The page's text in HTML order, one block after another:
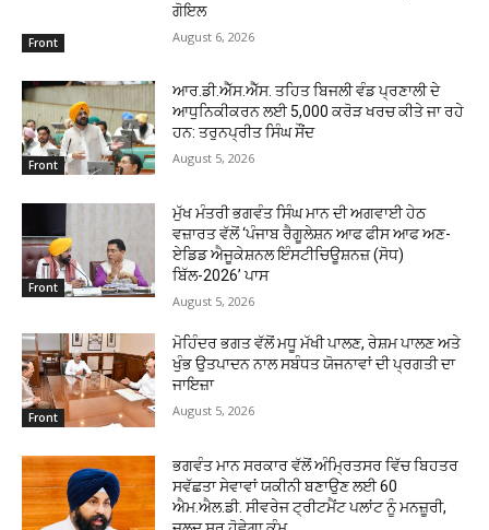
Front
ਗੋਇਲ
August 6, 2026
Front
ਆਰ.ਡੀ.ਐੱਸ.ਐੱਸ. ਤਹਿਤ ਬਿਜਲੀ ਵੰਡ ਪ੍ਰਣਾਲੀ ਦੇ
ਆਧੁਨਿਕੀਕਰਨ ਲਈ 5,000 ਕਰੋੜ ਖਰਚ ਕੀਤੇ ਜਾ ਰਹੇ
ਹਨ: ਤਰੁਨਪ੍ਰੀਤ ਸਿੰਘ ਸੌਂਦ
August 5, 2026
Front
ਮੁੱਖ ਮੰਤਰੀ ਭਗਵੰਤ ਸਿੰਘ ਮਾਨ ਦੀ ਅਗਵਾਈ ਹੇਠ
ਵਜ਼ਾਰਤ ਵੱਲੋਂ ‘ਪੰਜਾਬ ਰੈਗੂਲੇਸ਼ਨ ਆਫ ਫੀਸ ਆਫ ਅਣ-
ਏਡਿਡ ਐਜੂਕੇਸ਼ਨਲ ਇੰਸਟੀਚਿਊਸ਼ਨਜ਼ (ਸੋਧ)
ਬਿੱਲ-2026’ ਪਾਸ
August 5, 2026
Front
ਮੋਹਿੰਦਰ ਭਗਤ ਵੱਲੋਂ ਮਧੂ ਮੱਖੀ ਪਾਲਣ, ਰੇਸ਼ਮ ਪਾਲਣ ਅਤੇ
ਖੁੰਭ ਉਤਪਾਦਨ ਨਾਲ ਸਬੰਧਤ ਯੋਜਨਾਵਾਂ ਦੀ ਪ੍ਰਗਤੀ ਦਾ
ਜਾਇਜ਼ਾ
August 5, 2026
ਭਗਵੰਤ ਮਾਨ ਸਰਕਾਰ ਵੱਲੋਂ ਅੰਮ੍ਰਿਤਸਰ ਵਿੱਚ ਬਿਹਤਰ
ਸਵੱਛਤਾ ਸੇਵਾਵਾਂ ਯਕੀਨੀ ਬਣਾਉਣ ਲਈ 60
ਐਮ.ਐਲ.ਡੀ. ਸੀਵਰੇਜ ਟ੍ਰੀਟਮੈਂਟ ਪਲਾਂਟ ਨੂੰ ਮਨਜ਼ੂਰੀ,